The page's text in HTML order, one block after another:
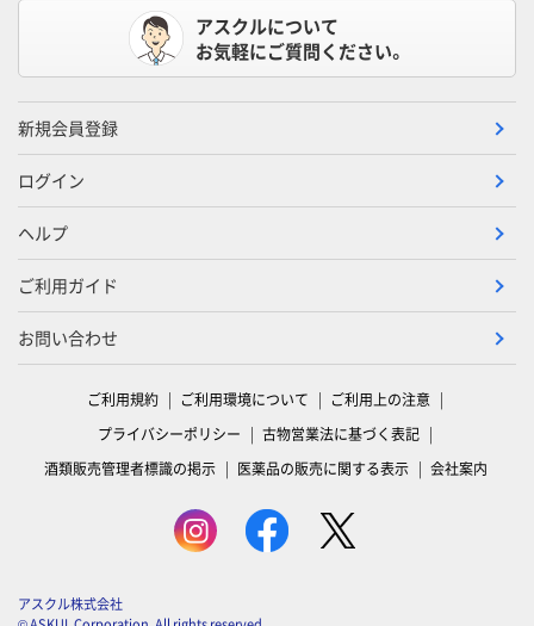
アスクルについて
お気軽にご質問ください。
新規会員登録
ログイン
ヘルプ
ご利用ガイド
お問い合わせ
ご利用規約 ご利用環境について
ご利用上の注意
プライバシーポリシー
古物営業法に基づく表記
酒類販売管理者標識の掲示
医薬品の販売に関する表示 会社案内
アスクル株式会社